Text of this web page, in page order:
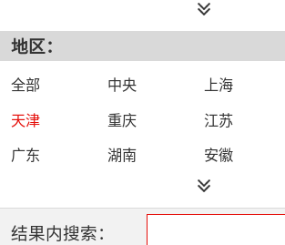
科技
都市
文化
文艺 娱乐
电影
生活 电视剧
时尚
民生 IPTV智能电视
站）
地区：
全部 中央 上海
天津
重庆 江苏
广东
湖南 安徽
四川
辽宁
结果内搜索：